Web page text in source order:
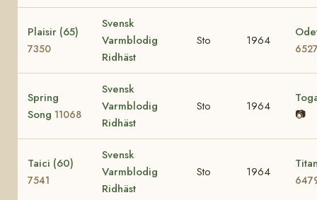
Plaisir (65)
7350
Svensk
Varmblodig
Ridhäst
Sto 1964
Spring
Song 11068
Svensk
Varmblodig
Ridhäst
Sto 1964
📷
Taici (60)
7541
Svensk
Varmblodig
Ridhäst
Sto 1964